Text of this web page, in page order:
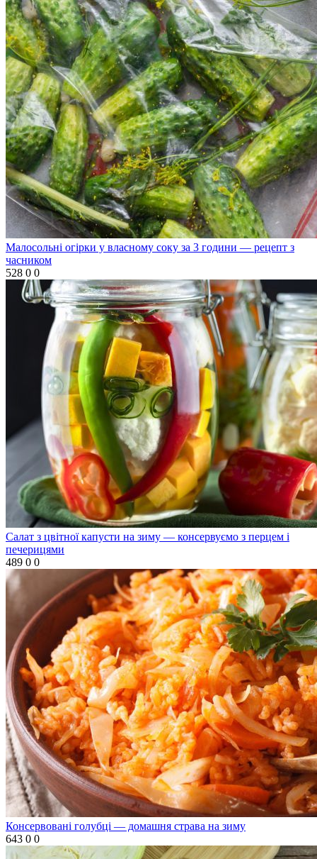
Малосольні огірки у власному соку за 3 години — рецепт з
часником
528 0 0
Салат з цвітної капусти на зиму — консервуємо з перцем і
печерицями
489 0 0
Консервовані голубці — домашня страва на зиму
643 0 0